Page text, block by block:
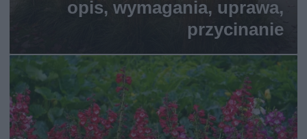
opis, wymagania, uprawa,
przycinanie